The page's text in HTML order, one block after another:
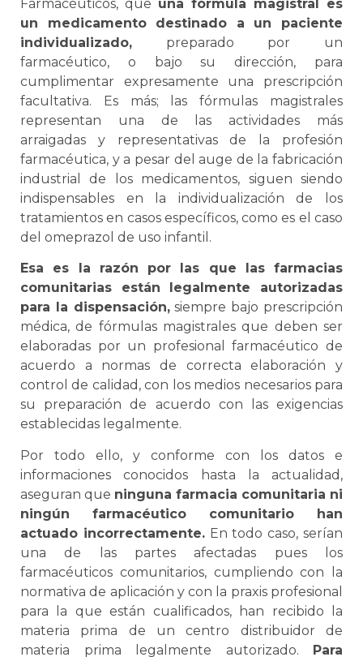
Farmacéuticos, que una fórmula magistral es
un medicamento destinado a un paciente
individualizado, preparado por un
farmacéutico, o bajo su dirección, para
cumplimentar expresamente una prescripción
facultativa. Es más; las fórmulas magistrales
representan una de las actividades más
arraigadas y representativas de la profesión
farmacéutica, y a pesar del auge de la fabricación
industrial de los medicamentos, siguen siendo
indispensables en la individualización de los
tratamientos en casos específicos, como es el caso
del omeprazol de uso infantil.
Esa es la razón por las que las farmacias
comunitarias están legalmente autorizadas
para la dispensación,siempre bajo prescripción
médica, de fórmulas magistrales que deben ser
elaboradas por un profesional farmacéutico de
acuerdo a normas de correcta elaboración y
control de calidad, con los medios necesarios para
su preparación de acuerdo con las exigencias
establecidas legalmente.
Por todo ello, y conforme con los datos e
informaciones conocidos hasta la actualidad,
aseguran que ninguna farmacia comunitaria ni
ningún farmacéutico comunitario han
actuado incorrectamente.En todo caso, serían
una de las partes afectadas pues los
farmacéuticos comunitarios, cumpliendo con la
normativa de aplicación y con la praxis profesional
para la que están cualificados, han recibido la
materia prima de un centro distribuidor de
materia prima legalmente autorizado. Para